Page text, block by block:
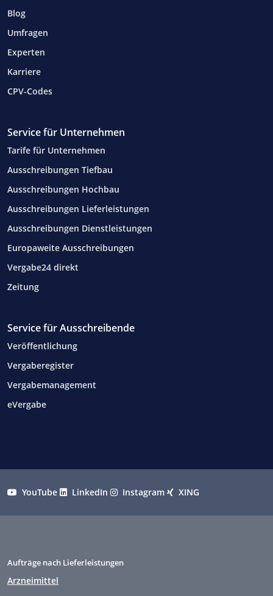
Blog
Umfragen
Experten
Karriere
CPV-Codes
Service für Unternehmen
Tarife für Unternehmen
Ausschreibungen Tiefbau
Ausschreibungen Hochbau
Ausschreibungen Lieferleistungen
Ausschreibungen Dienstleistungen
Europaweite Ausschreibungen
Vergabe24 direkt
Zeitung
Service für Ausschreibende
Veröffentlichung
Vergaberegister
Vergabemanagement
eVergabe
YouTube LinkedIn Instagram XING
Aufträge nach Lieferleistungen
Arzneimittel